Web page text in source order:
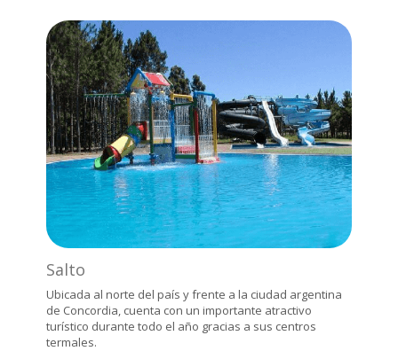
Salto
Ubicada al norte del país y frente a la ciudad argentina
de Concordia, cuenta con un importante atractivo
turístico durante todo el año gracias a sus centros
termales.